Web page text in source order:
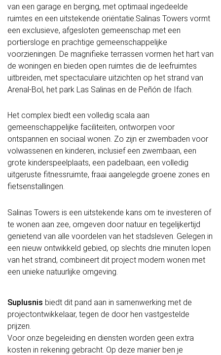
van een garage en berging, met optimaal ingedeelde
ruimtes en een uitstekende oriëntatie.Salinas Towers vormt
een exclusieve, afgesloten gemeenschap met een
portiersloge en prachtige gemeenschappelijke
voorzieningen. De magnifieke terrassen vormen het hart van
de woningen en bieden open ruimtes die de leefruimtes
uitbreiden, met spectaculaire uitzichten op het strand van
Arenal-Bol, het park Las Salinas en de Peñón de Ifach.
Het complex biedt een volledig scala aan
gemeenschappelijke faciliteiten, ontworpen voor
ontspannen en sociaal wonen. Zo zijn er zwembaden voor
volwassenen en kinderen, inclusief een zwembaan, een
grote kinderspeelplaats, een padelbaan, een volledig
uitgeruste fitnessruimte, fraai aangelegde groene zones en
fietsenstallingen.
Salinas Towers is een uitstekende kans om te investeren of
te wonen aan zee, omgeven door natuur en tegelijkertijd
genietend van alle voordelen van het stadsleven. Gelegen in
een nieuw ontwikkeld gebied, op slechts drie minuten lopen
van het strand, combineert dit project modern wonen met
een unieke natuurlijke omgeving.
Suplusnis biedt dit pand aan in samenwerking met de
projectontwikkelaar, tegen de door hen vastgestelde
prijzen.
Voor onze begeleiding en diensten worden geen extra
kosten in rekening gebracht. Op deze manier ben je